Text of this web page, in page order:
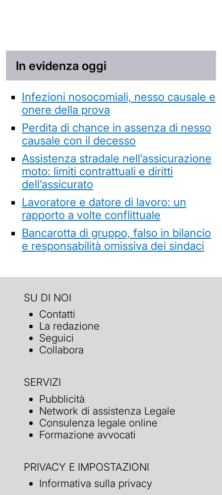
In evidenza oggi
Infezioni nosocomiali, nesso causale e
onere della prova
Perdita di chance in assenza di nesso
causale con il decesso
Assistenza stradale nell’assicurazione
moto: limiti contrattuali e diritti
dell’assicurato
Lavoratore e datore di lavoro: un
rapporto a volte conflittuale
Bancarotta di gruppo, falso in bilancio
e responsabilità omissiva dei sindaci
SU DI NOI
Contatti
La redazione
Seguici
Collabora
SERVIZI
Pubblicità
Network di assistenza Legale
Consulenza legale online
Formazione avvocati
PRIVACY E IMPOSTAZIONI
Informativa sulla privacy